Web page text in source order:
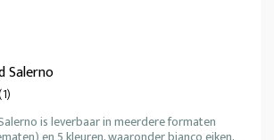
Salerno
(1)
is leverbaar in meerdere formaten